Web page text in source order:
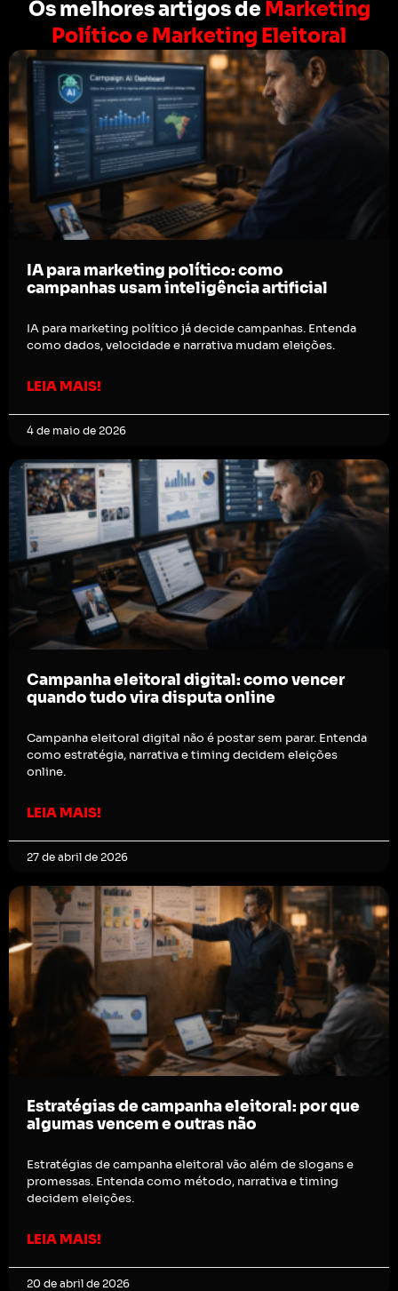
Os melhores artigos deMarketing
Político e Marketing Eleitoral
IA para marketing político: como
campanhas usam inteligência artificial
IA para marketing político já decide campanhas. Entenda
como dados, velocidade e narrativa mudam eleições.
LEIA MAIS!
4 de maio de 2026
Campanha eleitoral digital: como vencer
quando tudo vira disputa online
Campanha eleitoral digital não é postar sem parar. Entenda
como estratégia, narrativa e timing decidem eleições
online.
LEIA MAIS!
27 de abril de 2026
Estratégias de campanha eleitoral: por que
algumas vencem e outras não
Estratégias de campanha eleitoral vão além de slogans e
promessas. Entenda como método, narrativa e timing
decidem eleições.
LEIA MAIS!
20 de abril de 2026